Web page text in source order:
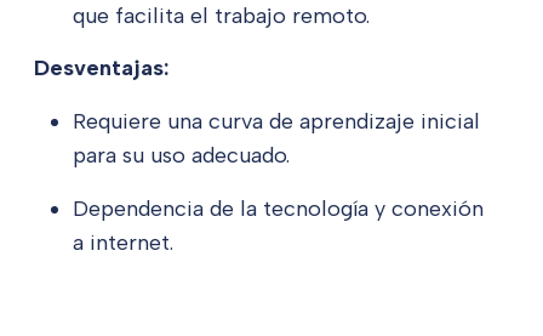
que facilita el trabajo remoto.
Desventajas:
Requiere una curva de aprendizaje inicial
para su uso adecuado.
Dependencia de la tecnología y conexión
a internet.